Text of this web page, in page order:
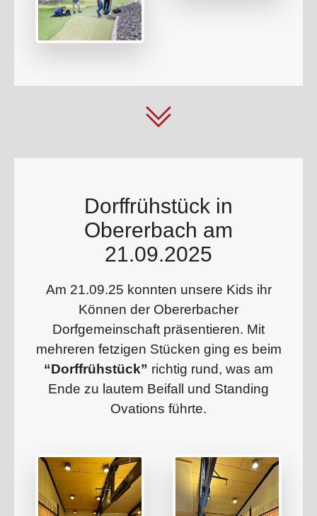
Dorffrühstück in
Obererbach am
21.09.2025
Am 21.09.25 konnten unsere Kids ihr
Können der Obererbacher
Dorfgemeinschaft präsentieren. Mit
mehreren fetzigen Stücken ging es beim
“Dorffrühstück” richtig rund, was am
Ende zu lautem Beifall und Standing
Ovations führte.